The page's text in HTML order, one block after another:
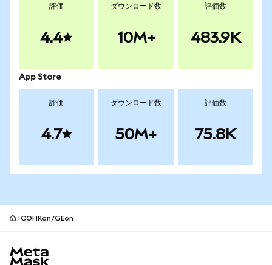
評価
4.4
ダウンロード数
10M+
評価数
483.9K
App Store
評価
4.7
ダウンロード数
50M+
評価数
75.8K
COHRon/GEon